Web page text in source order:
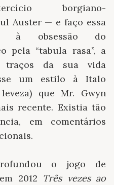
borgiano-
Auster — e faço essa
à obsessão do
pela “tabula rasa”, a
traços da sua vida
um estilo à Italo
que Mr. Gwyn
recente. Existia tão
em comentários
o jogo de
2012 Três vezes ao